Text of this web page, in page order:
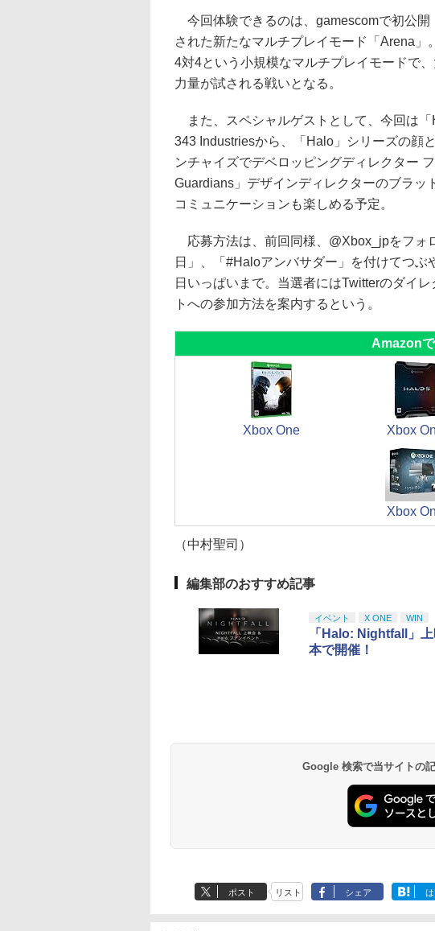
今回体験できるのは、gamescomで初公開
された新たなマルチプレイモード「Arena」。
4対4という小規模なマルチプレイモードで
力量が試される戦いとなる。
また、スペシャルゲストとして、今回は
343 Industriesから、「Halo」シリーズの顔
ンチャイズでデベロッピングディレクター
Guardians」デザインディレクターのブラッ
コミュニケーションも楽しめる予定。
応募方法は、前回同様、@Xbox_jpをフォ
日」、「#Haloアンバサダー」を付けてつ
日いっぱいまで。当選者にはTwitterのダイ
トへの参加方法を案内するという。
Amazon
Xbox One Xbox
Xbox
（中村聖司）
編集部のおすすめ記事
イベント X ONE WIN
「Halo: Nightfall」
本で開催！
Google 検索で当サイトの
ポスト リスト シェア